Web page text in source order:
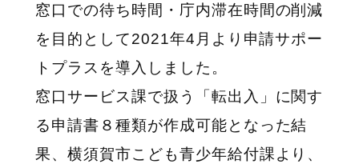
窓口での待ち時間・庁内滞在時間の削減
を目的として2021年4月より申請サポー
トプラスを導入しました。
窓口サービス課で扱う「転出入」に関す
る申請書８種類が作成可能となった結
果、横須賀市こども青少年給付課より、